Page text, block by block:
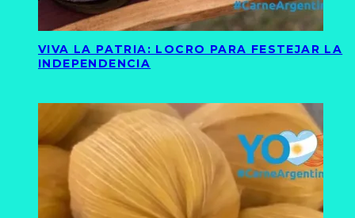
VIVA LA PATRIA: LOCRO PARA FESTEJAR LA
INDEPENDENCIA